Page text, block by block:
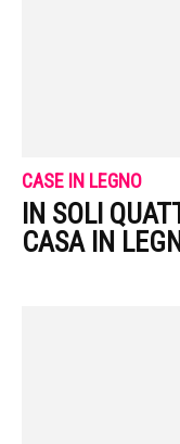
CASE IN LEGNO
IN SOLI
CASA IN